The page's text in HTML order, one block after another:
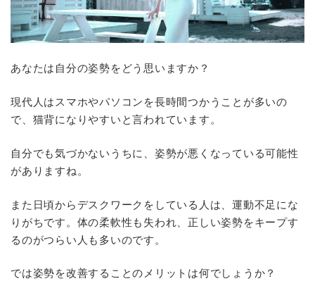
あなたは自分の姿勢をどう思いますか？
現代人はスマホやパソコンを長時間つかうことが多いの
で、猫背になりやすいと言われています。
自分でも気づかないうちに、姿勢が悪くなっている可能性
がありますね。
また日頃からデスクワークをしている人は、運動不足にな
りがちです。体の柔軟性も失われ、正しい姿勢をキープす
るのがつらい人も多いのです。
では姿勢を改善することのメリットは何でしょうか？